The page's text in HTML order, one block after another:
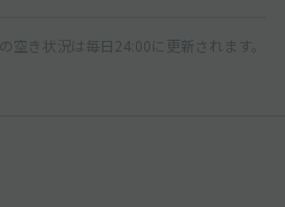
空き状況は毎日24:00に更新されます。